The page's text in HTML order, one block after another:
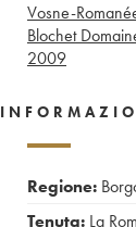
Vosne-
Blochet
2009
Regione:
Tenuta: La